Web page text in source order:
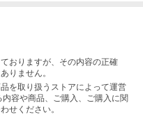
おりますが、その内容の正確
りません。
を取り扱うストアによって運営
内容や商品、ご購入 、ご購入に関
せください。